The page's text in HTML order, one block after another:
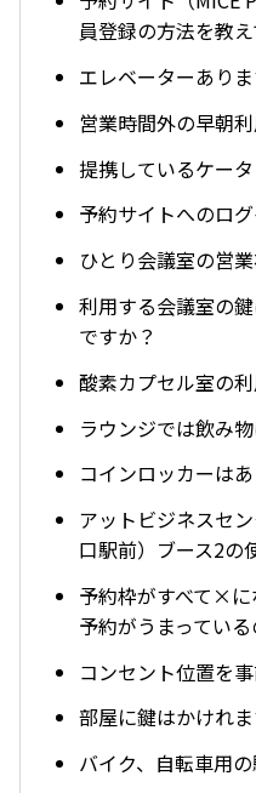
員登録の方法を教え
エレベーターあり
営業時間外の早朝
提携しているケー
予約サイトへのロ
ひとり会議室の営
利用する会議室の
ですか？
酸素カプセル室の
ラウンジでは飲み
コインロッカーは
アットビジネスセ
口駅前）ブース2の
予約枠がすべて×に
予約がうまってい
コンセント位置を事
部屋に鍵はかけれま
バイク、自転車用